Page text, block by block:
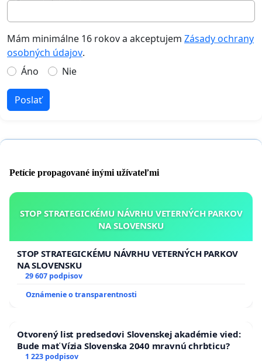
Mám minimálne 16 rokov a akceptujem Zásady ochrany
osobných údajov.
Áno
Nie
Poslať
Petície propagované inými užívateľmi
STOP STRATEGICKÉMU NÁVRHU VETERNÝCH PARKOV
NA SLOVENSKU
STOP STRATEGICKÉMU NÁVRHU VETERNÝCH PARKOV
NA SLOVENSKU
29 607 podpisov
Oznámenie o transparentnosti
Otvorený list predsedovi Slovenskej akadémie vied:
Bude mať Vízia Slovenska 2040 mravnú chrbticu?
1 223 podpisov